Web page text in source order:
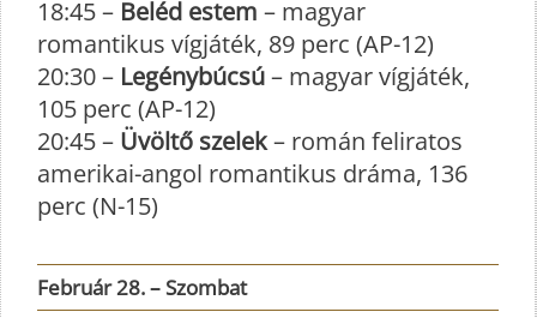
18:45 – Beléd estem – magyar
romantikus vígjáték, 89 perc (AP-12)
20:30 – Legénybúcsú– magyar vígjáték,
105 perc (AP-12)
20:45 – Üvöltő szelek– román feliratos
amerikai-angol romantikus dráma, 136
perc (N-15)
Február 28. – Szombat